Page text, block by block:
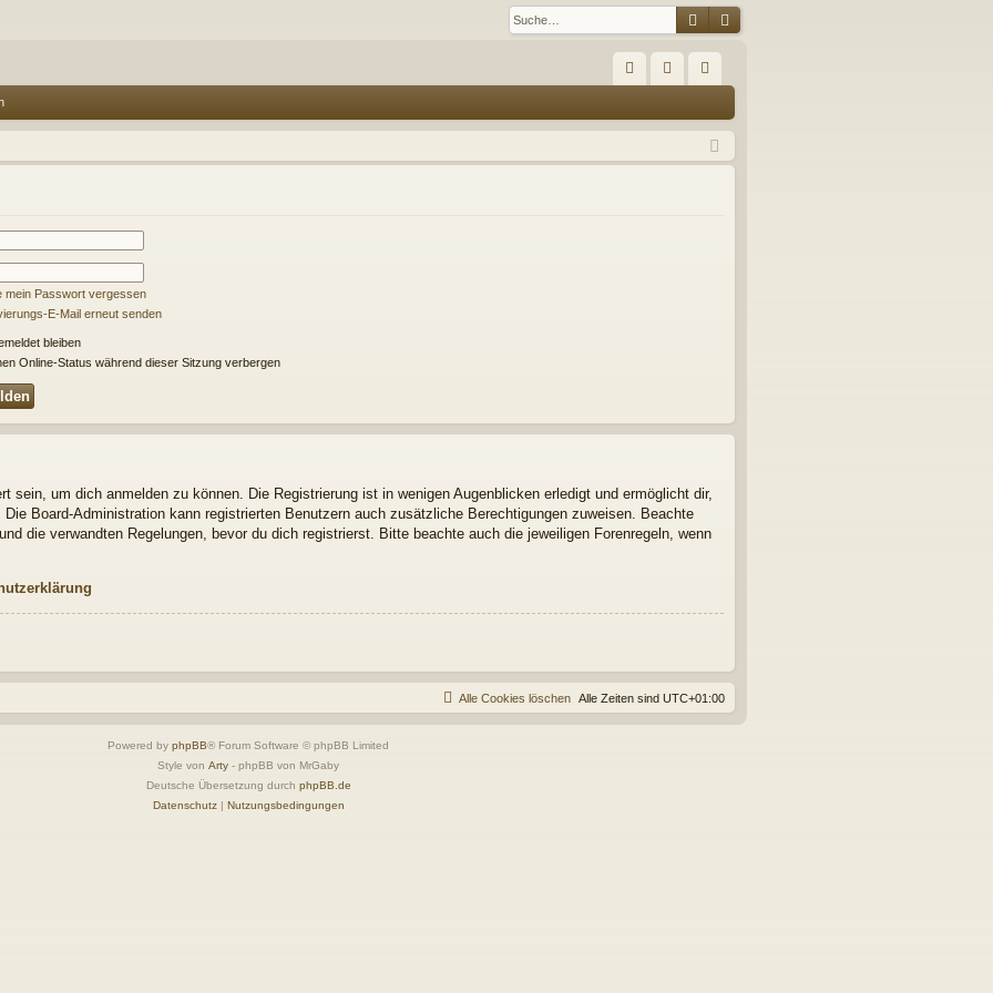
SucheErweiterte Suche
Q m
el
ist
rie
mein Passwort vergessen
E-Mail erneut senden
bleiben
Online-Status während dieser Sitzung verbergen
sein, um dich anmelden zu können. Die Registrierung ist in wenigen Augenblicken erledigt und ermöglicht dir,
Board-Administration kann registrierten Benutzern auch zusätzliche Berechtigungen zuweisen. Beachte
die verwandten Regelungen, bevor du dich registrierst. Bitte beachte auch die jeweiligen Forenregeln, wenn
Alle Zeiten sind UTC+01:00
Alle Cookies löschen
Powered by phpBB® Forum Software © phpBB Limited
Style von Arty - phpBB von MrGaby
Deutsche Übersetzung durch phpBB.de
Datenschutz| Nutzungsbedingungen